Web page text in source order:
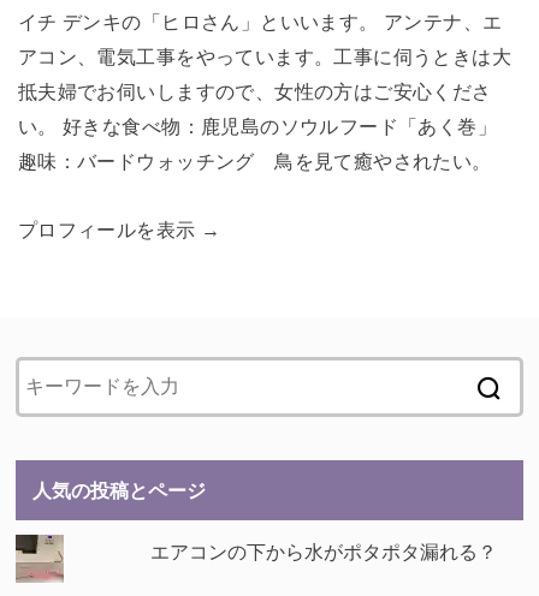
井手上博喜（いでうえひろき）
イチ デンキの「ヒロさん」といいます。 アンテナ、エ
アコン、電気工事をやっています。工事に伺うときは大
抵夫婦でお伺いしますので、女性の方はご安心くださ